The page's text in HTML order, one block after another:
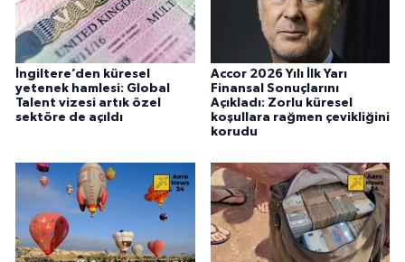
İngiltere’den küresel
yetenek hamlesi: Global
Talent vizesi artık özel
sektöre de açıldı
Accor 2026 Yılı İlk Yarı
Finansal Sonuçlarını
Açıkladı: Zorlu küresel
koşullara rağmen çevikliğini
korudu